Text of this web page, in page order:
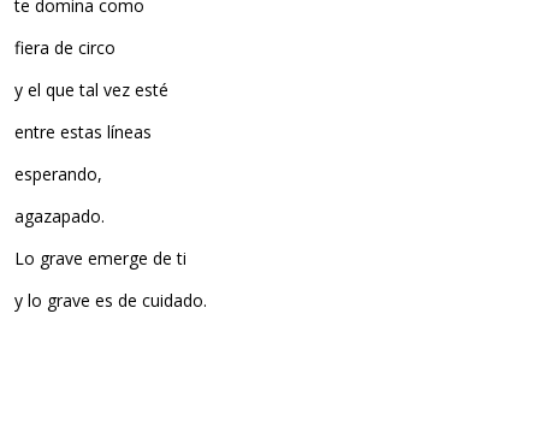
te domina como
fiera de circo
y el que tal vez esté
entre estas líneas
esperando,
agazapado.
Lo grave emerge de ti
y lo grave es de cuidado.